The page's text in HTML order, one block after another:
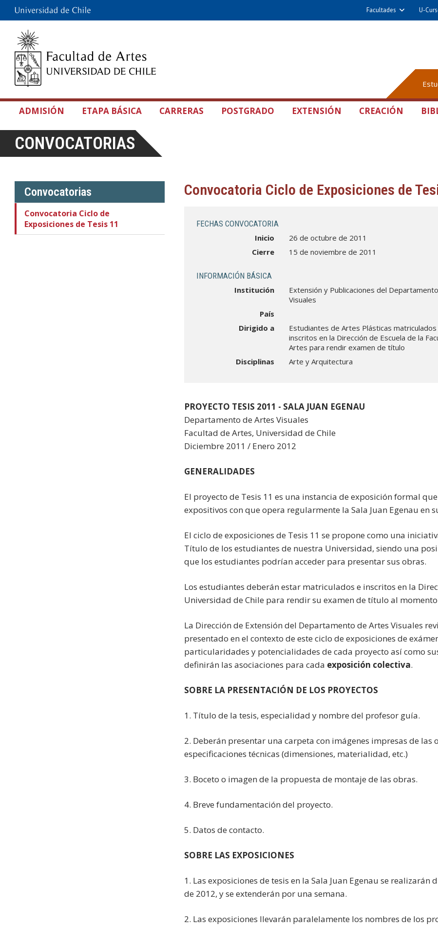
Facultades U-
ADMISIÓN ETAPA BÁSICA CARRERAS POSTGRADO EXTENSIÓN CREACIÓN
CONVOCATORIAS
Convocatorias
Convocatoria Ciclo de
Exposiciones de Tesis 11
Convocatoria Ciclo de Exposiciones de
FECHAS CONVOCATORIA
Inicio
26 de octubre de 2011
Cierre
15 de noviembre de 2011
INFORMACIÓN BÁSICA
Institución
Extensión y Publicaciones del
Visuales
País
Dirigido a
Estudiantes de Artes Plásticas matriculados
inscritos en la Dirección de Escuela de la
Artes para rendir examen de título
Disciplinas
Arte y Arquitectura
PROYECTO TESIS 2011 - SALA JUAN EGENAU
Departamento de Artes Visuales
Facultad de Artes, Universidad de Chile
Diciembre 2011 / Enero 2012
GENERALIDADES
El proyecto de Tesis 11 es una instancia de exposición formal
expositivos con que opera regularmente la Sala Juan Egenau en
El ciclo de exposiciones de Tesis 11 se propone como una
Título de los estudiantes de nuestra Universidad, siendo una
que los estudiantes podrían acceder para presentar sus obras.
Los estudiantes deberán estar matriculados e inscritos en la
Universidad de Chile para rendir su examen de título al
La Dirección de Extensión del Departamento de Artes Visuales
presentado en el contexto de este ciclo de exposiciones de
particularidades y potencialidades de cada proyecto así como
definirán las asociaciones para cada exposición colectiva.
SOBRE LA PRESENTACIÓN DE LOS PROYECTOS
1. Título de la tesis, especialidad y nombre del profesor guía.
2. Deberán presentar una carpeta con imágenes impresas de las
especificaciones técnicas (dimensiones, materialidad, etc.)
3. Boceto o imagen de la propuesta de montaje de las obras.
4. Breve fundamentación del proyecto.
5. Datos de contacto.
SOBRE LAS EXPOSICIONES
1. Las exposiciones de tesis en la Sala Juan Egenau se
de 2012, y se extenderán por una semana.
2. Las exposiciones llevarán paralelamente los nombres de los